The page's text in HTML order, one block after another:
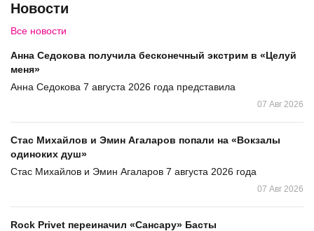
Новости
Все новости
Анна Седокова получила бесконечный экстрим в «Целуй
меня»
Анна Седокова 7 августа 2026 года представила
07 Авг 2026
Стас Михайлов и Эмин Агаларов попали на «Вокзалы
одиноких душ»
Стас Михайлов и Эмин Агаларов 7 августа 2026 года
07 Авг 2026
Rock Privet переиначил «Сансару» Басты